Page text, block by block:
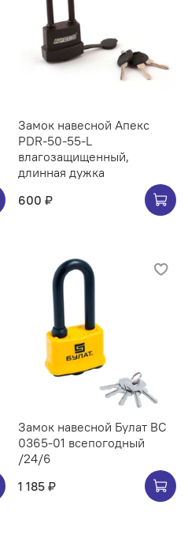
Замок навесной Апекс
PDR-50-55-L
влагозащищенный,
длинная дужка
600 ₽
Замок навесной Булат ВС
0365-01 всепогодный
/24/6
1 185 ₽